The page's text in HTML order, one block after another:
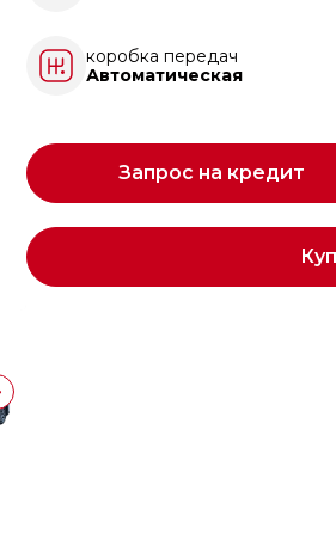
коробка передач
Автоматическая
Запрос на кредит